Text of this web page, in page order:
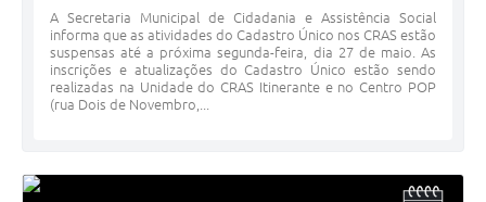
A Secretaria Municipal de Cidadania e Assistência Social
informa que as atividades do Cadastro Único nos CRAS estão
suspensas até a próxima segunda-feira, dia 27 de maio. As
inscrições e atualizações do Cadastro Único estão sendo
realizadas na Unidade do CRAS Itinerante e no Centro POP
(rua Dois de Novembro,...